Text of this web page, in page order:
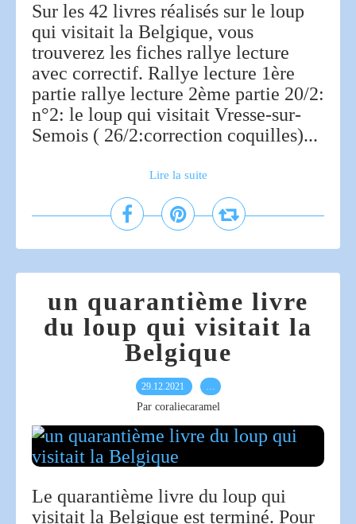
Sur les 42 livres réalisés sur le loup
qui visitait la Belgique, vous
trouverez les fiches rallye lecture
avec correctif. Rallye lecture 1ère
partie rallye lecture 2ème partie 20/2:
n°2: le loup qui visitait Vresse-sur-
Semois ( 26/2:correction coquilles)...
Lire la suite
un quarantième livre
du loup qui visitait la
Belgique
29.12.2021 …
Par coraliecaramel
Le quarantième livre du loup qui
visitait la Belgique est terminé. Pour